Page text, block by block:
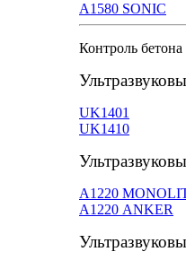
A1580 SONIC
Контроль бетона
UK1401
UK1410
А1220
А1220 ANKER